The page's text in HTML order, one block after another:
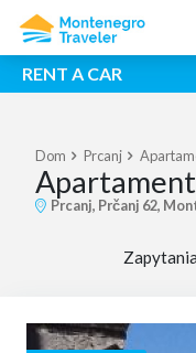
RENT A CAR
Dom Prcanj
Prcanj, Prčanj 62,